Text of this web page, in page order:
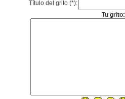
Título del grito (*):
Tu grito: